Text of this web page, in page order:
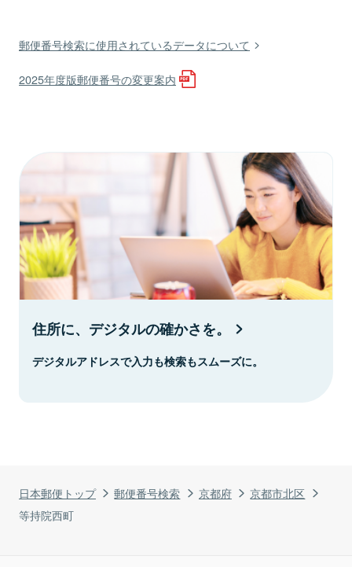
日本郵便トップ 郵便番号検索 京都府
京都市北区
等持院西町
郵便番号検索に使用されているデータについて
2025年度版郵便番号の変更案内
住所に、デジタルの確かさを。
デジタルアドレスで入力も検索もスムーズに。